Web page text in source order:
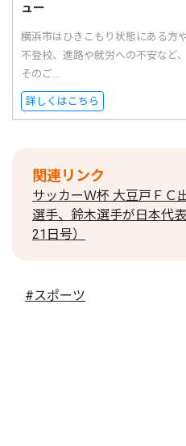
ュー
横浜市はひきこもり状態にある方
不登校、進路や就労への不安など
そのご...
詳しくはこちら
関連リンク
サッカーＷ杯 大豆戸ＦＣ
選手、鈴木選手が日本代
21日号）
#スポーツ